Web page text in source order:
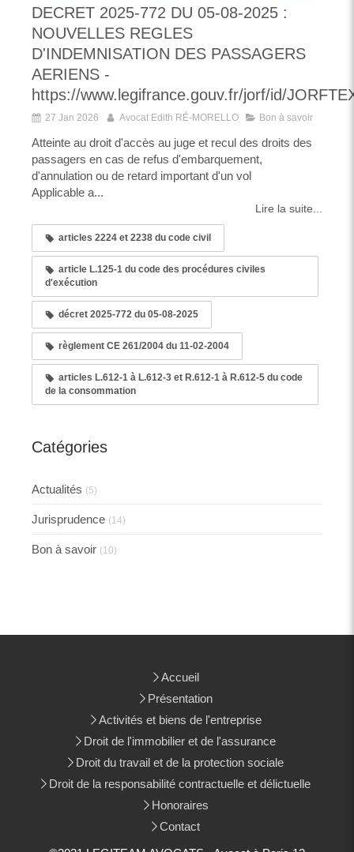
DECRET 2025-772 DU 05-08-2025 :
NOUVELLES REGLES
D'INDEMNISATION DES PASSAGERS
AERIENS -
https://www.legifrance.gouv.fr/jorf/id/
27 Jan 2026 Avocat Edith RÉ-MORELLO Bon à savoir
Atteinte au droit d'accès au juge et recul des droits des
passagers en cas de refus d'embarquement,
d'annulation ou de retard important d'un vol
Applicable a...
Lire la suite...
articles 2224 et 2238 du code civil
article L.125-1 du code des procédures civiles
d'exécution
décret 2025-772 du 05-08-2025
règlement CE 261/2004 du 11-02-2004
articles L.612-1 à L.612-3 et R.612-1 à R.612-5 du code
de la consommation
Catégories
Actualités (5)
Jurisprudence (14)
Bon à savoir (10)
Accueil
Présentation
Activités et biens de l'entreprise
Droit de l'immobilier et de l'assurance
Droit du travail et de la protection sociale
Droit de la responsabilité contractuelle et délictuelle
Honoraires
Contact